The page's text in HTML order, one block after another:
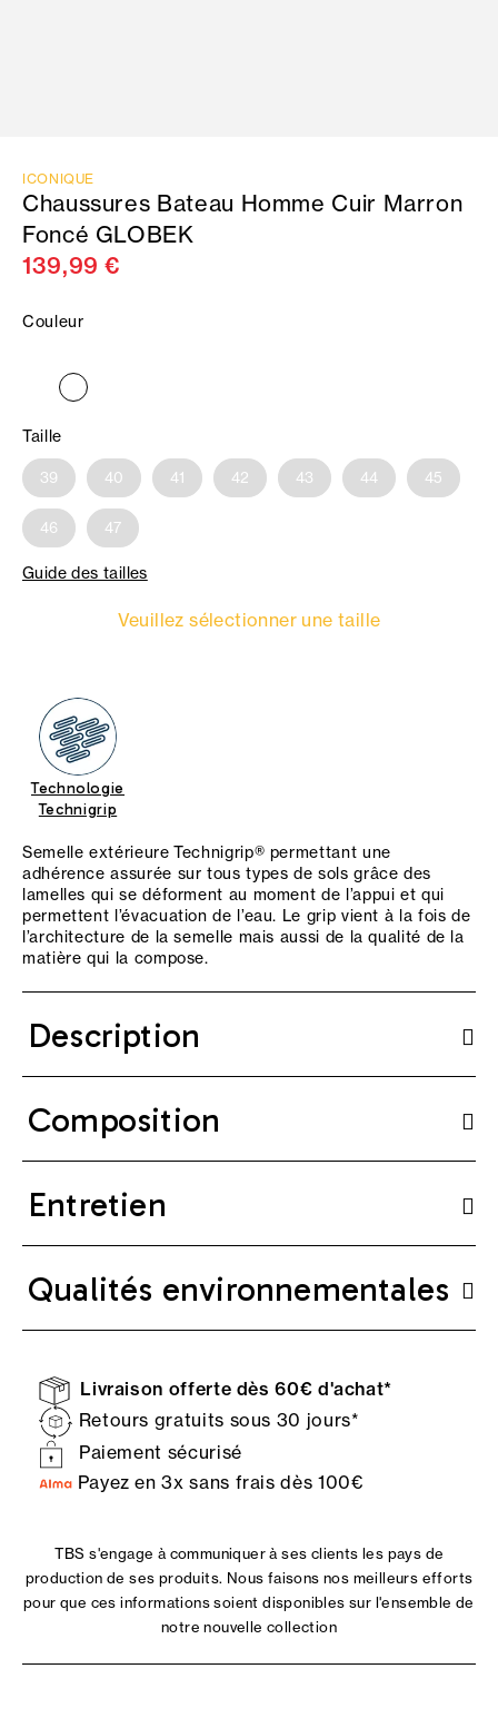
ICONIQUE
Chaussures Bateau Homme Cuir Marron
Foncé GLOBEK
139,99 €
Couleur
Taille
39 40 41 42 43 44 45
46 47
Guide des tailles
Veuillez sélectionner une taille
Technologie
Technigrip
Semelle extérieure Technigrip® permettant une
adhérence assurée sur tous types de sols grâce des
lamelles qui se déforment au moment de l’appui et qui
permettent l’évacuation de l’eau. Le grip vient à la fois de
l’architecture de la semelle mais aussi de la qualité de la
matière qui la compose.
Description
Composition
Entretien
Qualités environnementales
Livraison offerte dès 60€ d'achat*
Retours gratuits sous 30 jours*
Paiement sécurisé
Payez en 3x sans frais dès 100€
TBS s'engage à communiquer à ses clients les pays de
production de ses produits. Nous faisons nos meilleurs efforts
pour que ces informations soient disponibles sur l'ensemble de
notre nouvelle collection